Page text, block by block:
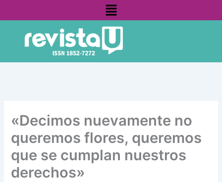
Menú
«Decimos nuevamente no
queremos flores, queremos
que se cumplan nuestros
derechos»